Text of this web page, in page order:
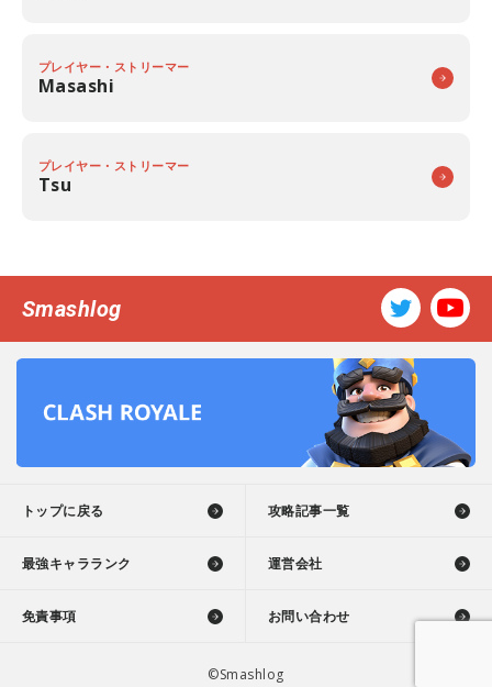
プレイヤー・ストリーマー
Masashi
プレイヤー・ストリーマー
Tsu
Smashlog
トップに戻る 攻略記事一覧
最強キャラランク 運営会社
免責事項 お問い合わせ
©Smashlog